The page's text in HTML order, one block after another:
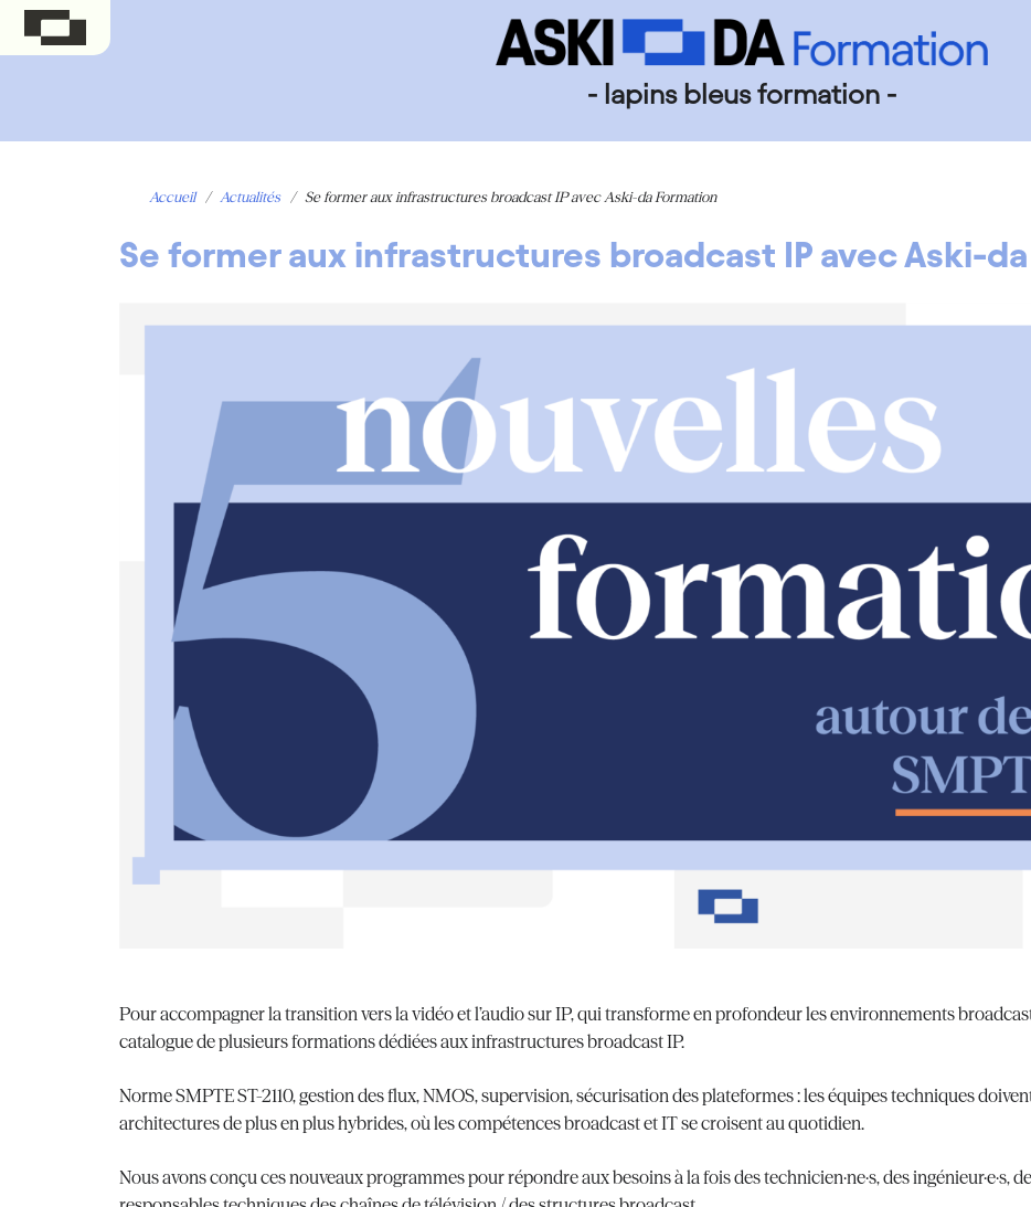
- lapins bleus formation -
Accueil / Actualités / Se former aux infrastructures broadcast IP avec Aski-da Formation
Se former aux infrastructures broadcast IP avec Aski-
Pour accompagner la transition vers la vidéo et l’audio sur IP, qui transforme en profondeur les environnements
catalogue de plusieurs formations dédiées aux infrastructures broadcast IP.
Norme SMPTE ST-2110, gestion des flux, NMOS, supervision, sécurisation des plateformes : les équipes techniques
architectures de plus en plus hybrides, où les compétences broadcast et IT se croisent au quotidien.
Nous avons conçu ces nouveaux programmes pour répondre aux besoins à la fois des technicien·ne·s, des ingénieur·e·s,